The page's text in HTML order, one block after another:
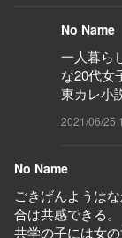
No Name
一人暮ら
な20代女
東カレ小
2021/06/25
No Name
ごきげんようは
合は共感できる。
共学の子には女